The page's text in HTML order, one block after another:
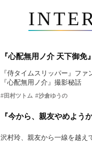
『心配無用ノ介 天下御
『侍タイムスリッパー』フ
『心配無用ノ介』撮影秘話
#田村ツトム #沙倉ゆうの
『今から、親友やめよう
沢村玲、親友から一線を越